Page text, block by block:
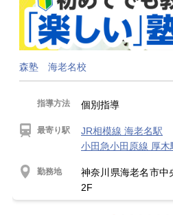
森塾 海老名校
指導方法 個別指導
最寄り駅
JR相模線 海老名駅
小田急小田原線 厚木
勤務地
神奈川県海老名市中
2F